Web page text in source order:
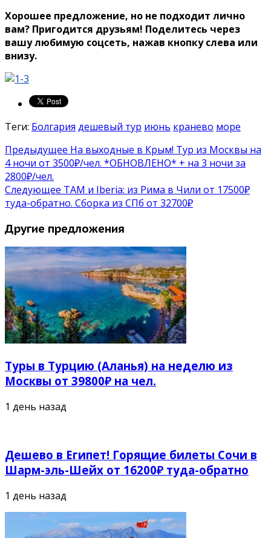
Хорошее предложение, но не подходит лично
вам? Пригодится друзьям! Поделитесь через
вашу любимую соцсеть, нажав кнопку слева или
внизу.
Теги: Болгария дешевый тур июнь кранево море
Предыдущее На выходные в Крым! Тур из Москвы на
4 ночи от 3500₽/чел. *ОБНОВЛЕНО* + на 3 ночи за
2800₽/чел.
Следующее TAM и Iberia: из Рима в Чили от 17500₽
туда-обратно. Сборка из СПб от 32700₽
Другие предложения
Туры в Турцию (Аланья) на неделю из
Москвы от 39800₽ на чел.
1 день назад
Дешево в Египет! Горящие билеты Сочи в
Шарм-эль-Шейх от 16200₽ туда-обратно
1 день назад